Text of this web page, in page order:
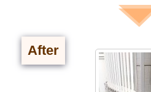
After